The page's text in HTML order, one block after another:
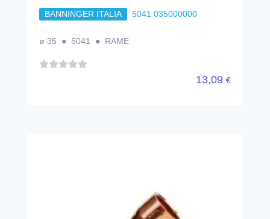
BANNINGER ITALIA 5041 035000000
ø 35 ● 5041 ● RAME
13,09 €